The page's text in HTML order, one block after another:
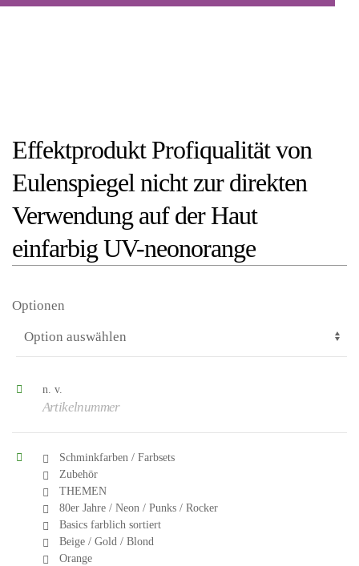
Effektprodukt Profiqualität von
Eulenspiegel nicht zur direkten
Verwendung auf der Haut
einfarbig UV-neonorange
Optionen
n. v.
Artikelnummer
Schminkfarben / Farbsets
Zubehör
THEMEN
80er Jahre / Neon / Punks / Rocker
Basics farblich sortiert
Beige / Gold / Blond
Orange